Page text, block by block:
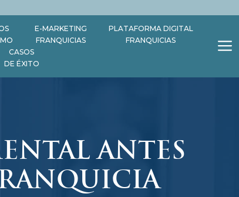
E-MARKETING
FRANQUICIAS
PLATAFORMA DIGITAL
FRANQUICIAS
CASOS
DE ÉXITO
ANTES